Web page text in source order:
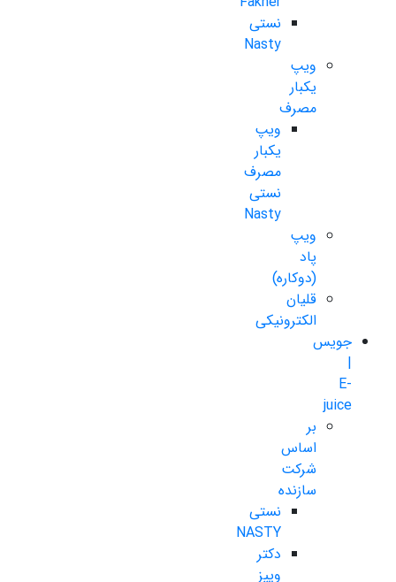
نستی
Nasty
ویپ
یکبار
مصرف
ویپ
یکبار
مصرف
نستی
Nasty
ویپ
پاد
(دوکاره)
قلیان
الکترونیکی
جویس
|
E-
juice
بر
اساس
شرکت
سازنده
نستی
NASTY
دکتر
ویپز